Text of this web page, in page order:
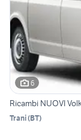
6
Ricambi NUOVI
Trani(BT)